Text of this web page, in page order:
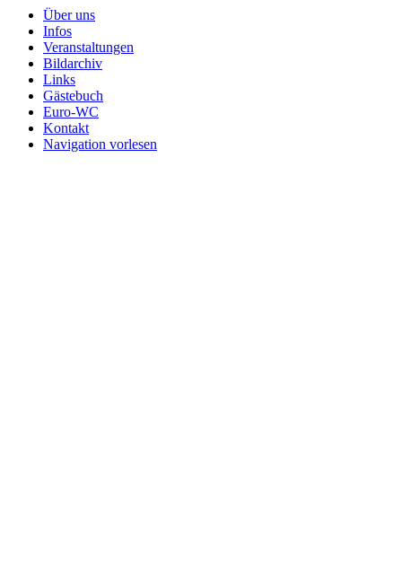
Über uns
Infos
Veranstaltungen
Bildarchiv
Links
Gästebuch
Euro-WC
Kontakt
Navigation vorlesen